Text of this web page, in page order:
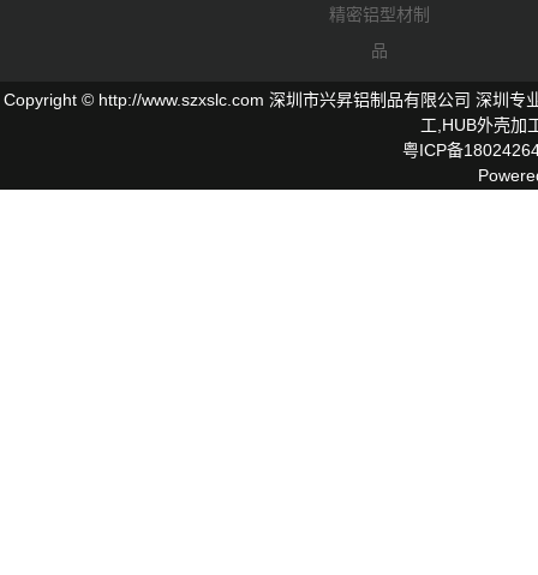
精密铝型材制
品
Copyright © http://www.szxslc.com 深圳市兴昇铝制品有限公司 深圳专
工, HUB外壳加
粤ICP备